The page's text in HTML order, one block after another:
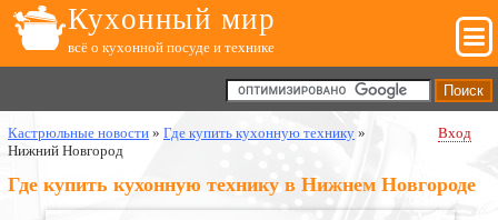
Кухонный мир
всё о кухонной посуде и технике
Кастрюльные новости » Где купить кухонную технику »
Нижний Новгород
Вход
Где купить кухонную технику в Нижнем Новгороде